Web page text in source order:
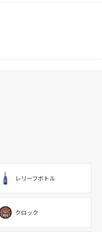
レリーフボトル
クロック